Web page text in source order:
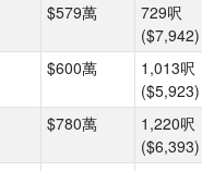
$579萬
729呎
($7,942)
$600萬
1,013呎
($5,923)
$780萬
1,220呎
($6,393)